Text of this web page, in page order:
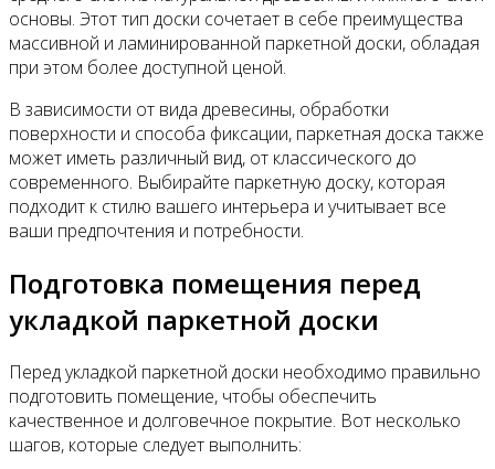
основы. Этот тип доски сочетает в себе преимущества
массивной и ламинированной паркетной доски, обладая
при этом более доступной ценой.
В зависимости от вида древесины, обработки
поверхности и способа фиксации, паркетная доска также
может иметь различный вид, от классического до
современного. Выбирайте паркетную доску, которая
подходит к стилю вашего интерьера и учитывает все
ваши предпочтения и потребности.
Подготовка помещения перед
укладкой паркетной доски
Перед укладкой паркетной доски необходимо правильно
подготовить помещение, чтобы обеспечить
качественное и долговечное покрытие. Вот несколько
шагов, которые следует выполнить: